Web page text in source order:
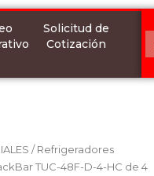
Solicitud de
Cotización
/Refrigeradores
TUC-48F-D-4-HC de 4